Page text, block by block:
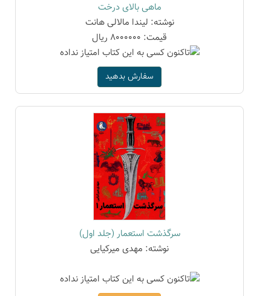
ماهی بالای درخت
نوشته: لیندا مالالی هانت
قیمت: 8000000 ریال
سفارش بدهید
سرگذشت استعمار (جلد اول)
نوشته: مهدی میرکیایی